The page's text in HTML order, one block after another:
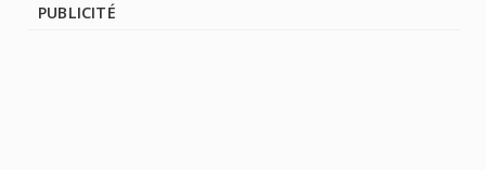
PUBLICITÉ